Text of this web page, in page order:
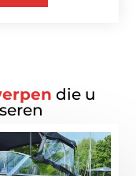
die u